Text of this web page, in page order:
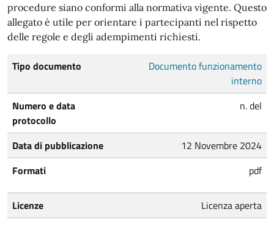
procedure siano conformi alla normativa vigente. Questo
allegato è utile per orientare i partecipanti nel rispetto
delle regole e degli adempimenti richiesti.
Tipo documento
Documento funzionamento
interno
Numero e data
protocollo
n. del
Data di pubblicazione
12 Novembre 2024
Formati
pdf
Licenze Licenza aperta